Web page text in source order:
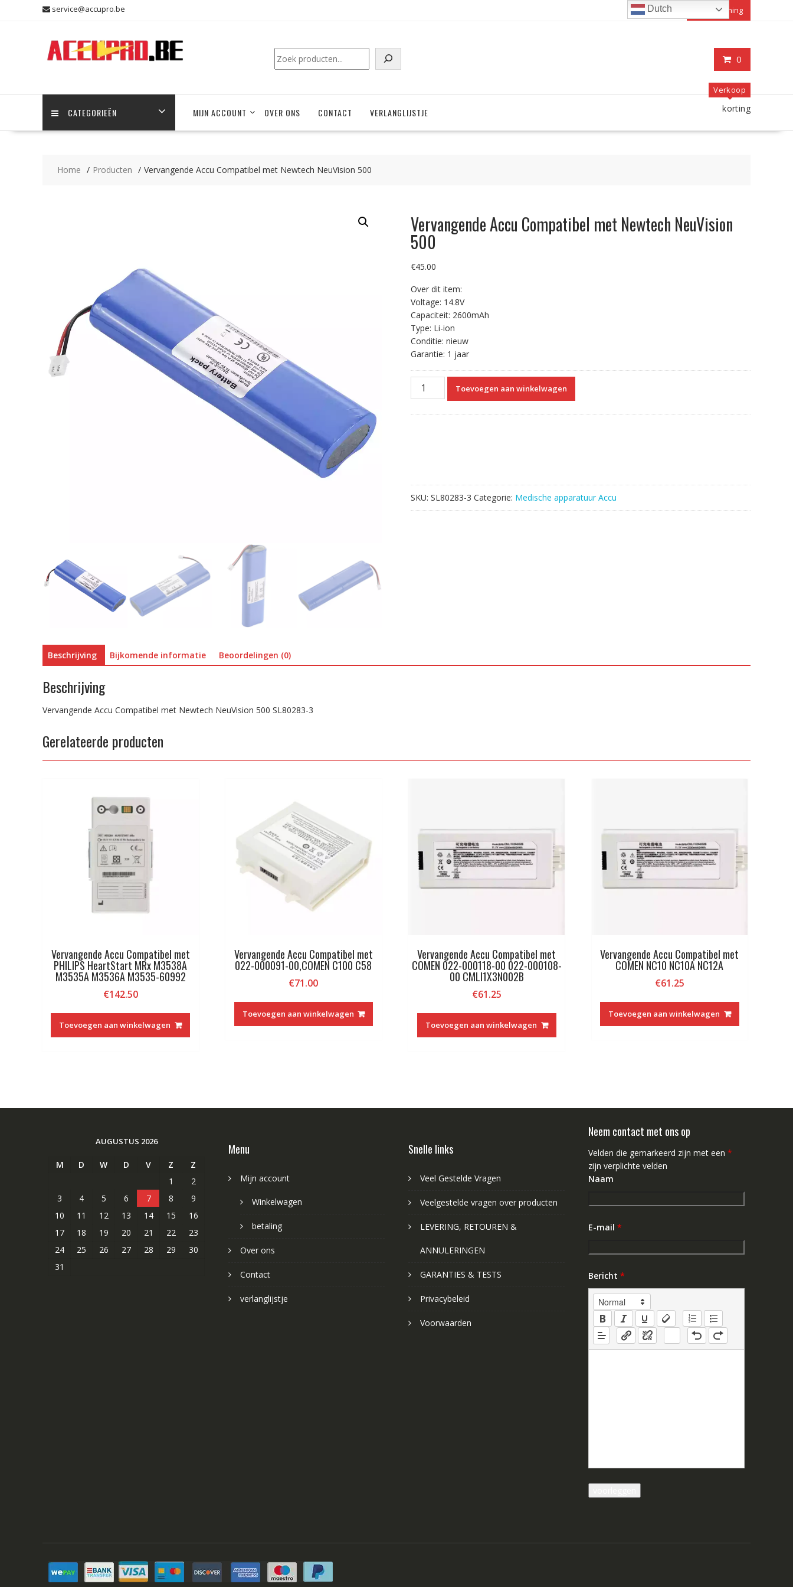
service@accupro.be Mijn rekening
0
Zoeken
CATEGORIEËN MIJN ACCOUNT OVER ONS CONTACT VERLANGLIJSTJE
Verkoop
korting
Home Producten Vervangende Accu Compatibel met Newtech NeuVision 500
Vervangende Accu Compatibel met Newtech NeuVision
500
€45.00
Over dit item:
Voltage: 14.8V
Capaciteit: 2600mAh
Type: Li-ion
Conditie: nieuw
Garantie: 1 jaar
Vervangende
Accu
Toevoegen aan winkelwagen
SKU: SL80283-3 Categorie: Medische apparatuur Accu
Beschrijving Bijkomende informatie Beoordelingen (0)
Beschrijving
Vervangende Accu Compatibel met Newtech NeuVision 500 SL80283-3
Gerelateerde producten
Vervangende Accu Compatibel met
PHILIPS HeartStart MRx M3538A
M3535A M3536A M3535-60992
€142.50
Toevoegen aan winkelwagen
Vervangende Accu Compatibel met
022-000091-00,COMEN C100 C58
€71.00
Toevoegen aan winkelwagen
Vervangende Accu Compatibel met
COMEN 022-000118-00 022-000108-
00 CMLI1X3N002B
€61.25
Toevoegen aan winkelwagen
Vervangende Accu Compatibel met
COMEN NC10 NC10A NC12A
€61.25
Toevoegen aan winkelwagen
AUGUSTUS 2026
M D W D V Z
Z
1
2
3
4 5 6 7 8
9
10
11 12 13 14 15
16
17
18 19 20 21 22
23
24
25 26 27 28 29
30
31
Menu
Mijn account
Winkelwagen
betaling
Over ons
Contact
verlanglijstje
Snelle links
Veel Gestelde Vragen
Veelgestelde vragen over producten
LEVERING, RETOUREN &
ANNULERINGEN
GARANTIES & TESTS
Privacybeleid
Voorwaarden
Neem contact met ons op
Velden die gemarkeerd zijn met een *
zijn verplichte velden
Naam
E-mail *
Bericht *
Dutch